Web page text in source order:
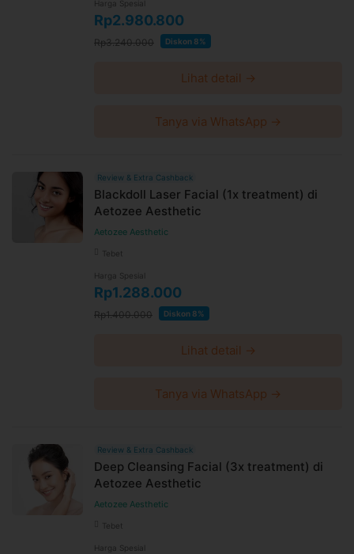
Harga Spesial
Rp2.980.800
Rp3.240.000 Diskon 8%
Lihat detail →
Tanya via WhatsApp →
Review & Extra Cashback
Blackdoll Laser Facial (1x treatment) di
Aetozee Aesthetic
Aetozee Aesthetic
Tebet
Harga Spesial
Rp1.288.000
Rp1.400.000 Diskon 8%
Lihat detail →
Tanya via WhatsApp →
Review & Extra Cashback
Deep Cleansing Facial (3x treatment) di
Aetozee Aesthetic
Aetozee Aesthetic
Tebet
Harga Spesial